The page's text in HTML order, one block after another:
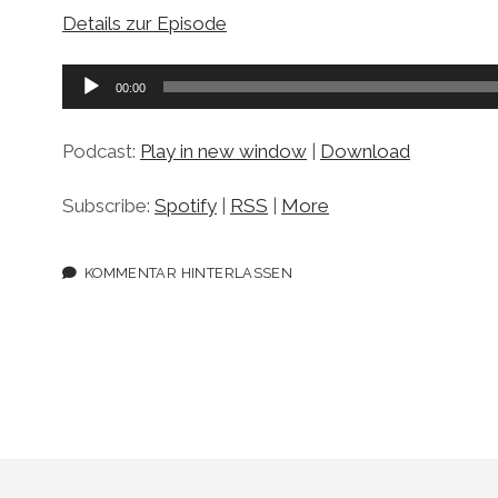
Details zur Episode
Audio-
Player
00:00
Podcast: Play in new window | Download
Subscribe: Spotify RSS More
KOMMENTAR HINTERLASSEN